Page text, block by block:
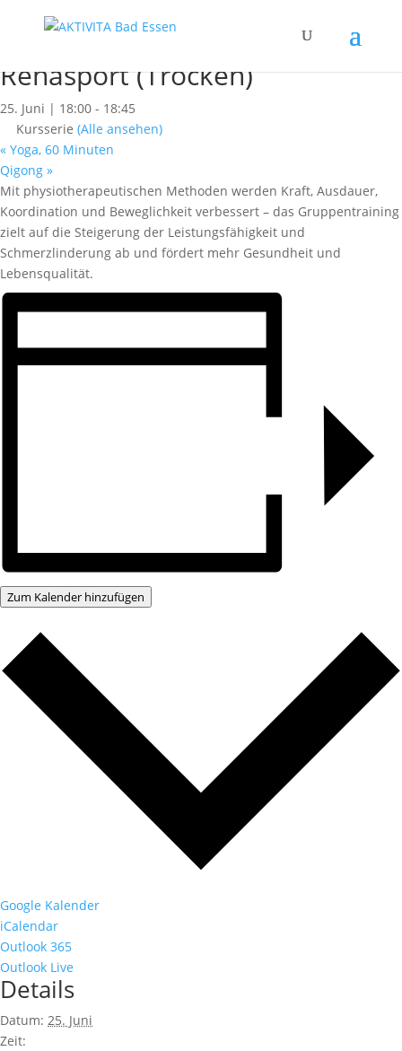
« Alle Kurse
Rehasport (Trocken)
25. Juni | 18:00 - 18:45
Kursserie (Alle ansehen)
« Yoga, 60 Minuten
Qigong »
Mit physiotherapeutischen Methoden werden Kraft, Ausdauer,
Koordination und Beweglichkeit verbessert – das Gruppentraining
zielt auf die Steigerung der Leistungsfähigkeit und
Schmerzlinderung ab und fördert mehr Gesundheit und
Lebensqualität.
Zum Kalender hinzufügen
Google Kalender
iCalendar
Outlook 365
Outlook Live
Details
Datum: 25. Juni
Zeit: